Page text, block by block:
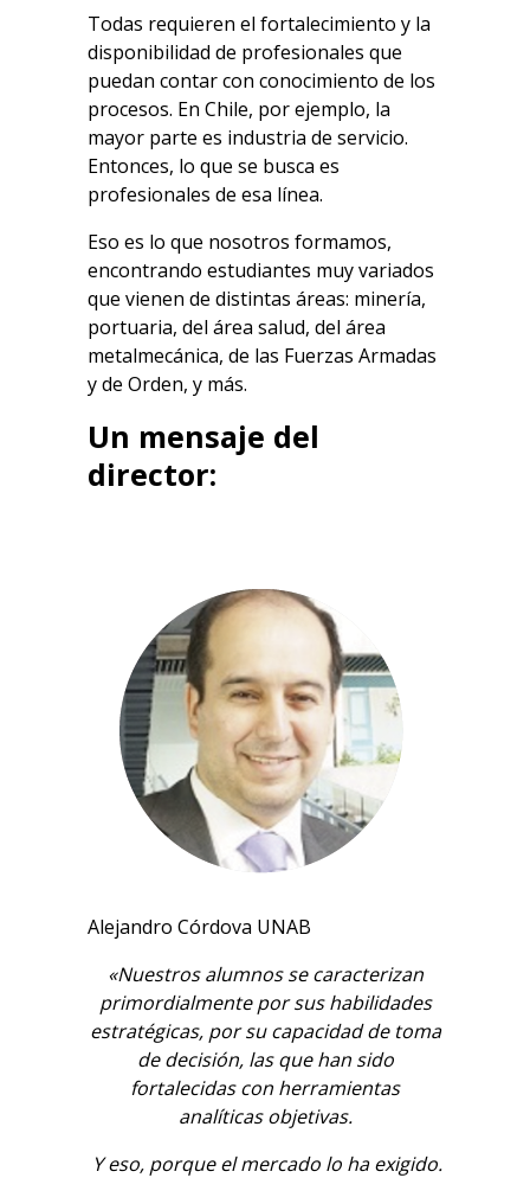
Todas requieren el fortalecimiento y la
disponibilidad de profesionales que
puedan contar con conocimiento de los
procesos. En Chile, por ejemplo, la
mayor parte es industria de servicio.
Entonces, lo que se busca es
profesionales de esa línea.
Eso es lo que nosotros formamos,
encontrando estudiantes muy variados
que vienen de distintas áreas: minería,
portuaria, del área salud, del área
metalmecánica, de las Fuerzas Armadas
y de Orden, y más.
Un mensaje del
director:
Alejandro Córdova UNAB
«Nuestros alumnos se caracterizan
primordialmente por sus habilidades
estratégicas, por su capacidad de toma
de decisión, las que han sido
fortalecidas con herramientas
analíticas objetivas.
Y eso, porque el mercado lo ha exigido.